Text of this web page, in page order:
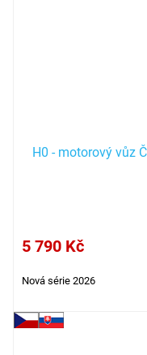
H0 - motorový vůz
5 790 Kč
Nová série 2026